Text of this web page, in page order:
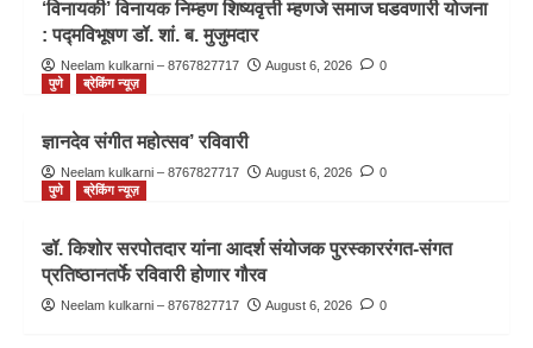
‘विनायकी’ विनायक निम्हण शिष्यवृत्ती म्हणजे समाज घडवणारी योजना
: पद्मविभूषण डॉ. शां. ब. मुजुमदार
Neelam kulkarni – 8767827717 August 6, 2026
0
पुणे
ब्रेकिंग न्यूज़
ज्ञानदेव संगीत महोत्सव’ रविवारी
Neelam kulkarni – 8767827717 August 6, 2026
0
पुणे
ब्रेकिंग न्यूज़
डॉ. किशोर सरपोतदार यांना आदर्श संयोजक पुरस्काररंगत-संगत
प्रतिष्ठानतर्फे रविवारी होणार गौरव
Neelam kulkarni – 8767827717 August 6, 2026 0